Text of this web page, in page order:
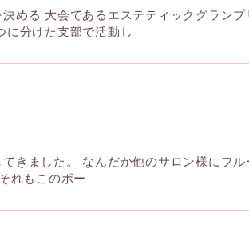
める 大会であるエステティックグランプ
分けた支部で活動し
きました。 なんだか他のサロン様にフ
れもこのボー